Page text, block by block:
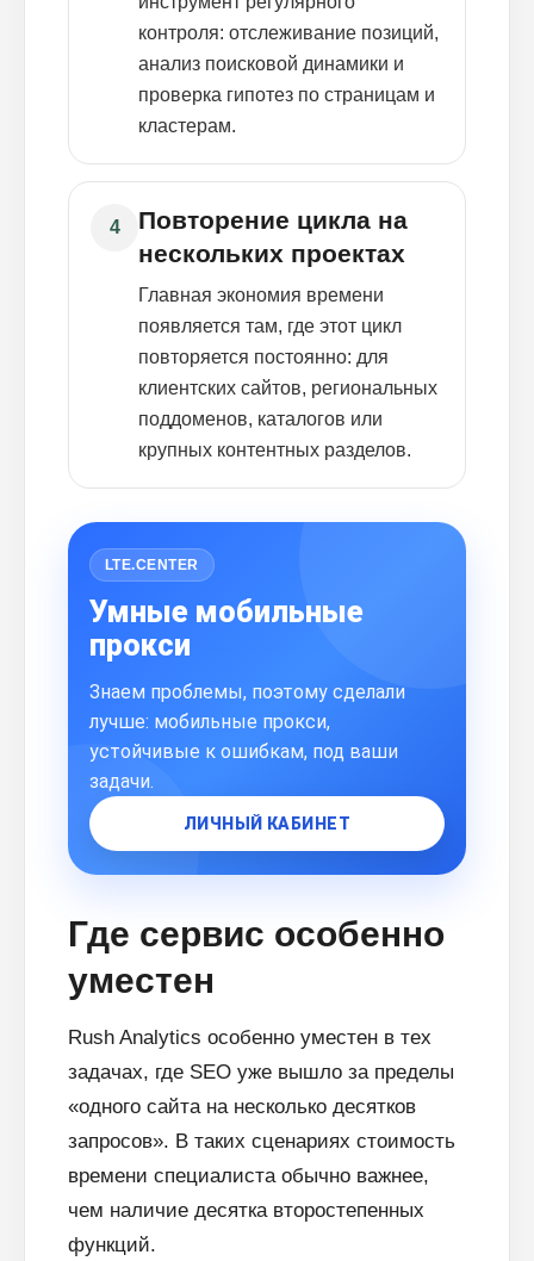
контроля: отслеживание позиций,
анализ поисковой динамики и
проверка гипотез по страницам и
кластерам.
4
Повторение цикла на
нескольких проектах
Главная экономия времени
появляется там, где этот цикл
повторяется постоянно: для
клиентских сайтов, региональных
поддоменов, каталогов или
крупных контентных разделов.
LTE.CENTER
Умные мобильные
прокси
Знаем проблемы, поэтому сделали
лучше: мобильные прокси,
устойчивые к ошибкам, под ваши
задачи.
ЛИЧНЫЙ КАБИНЕТ
Где сервис особенно
уместен
Rush Analytics особенно уместен в тех
задачах, где SEO уже вышло за пределы
«одного сайта на несколько десятков
запросов». В таких сценариях стоимость
времени специалиста обычно важнее,
чем наличие десятка второстепенных
функций.